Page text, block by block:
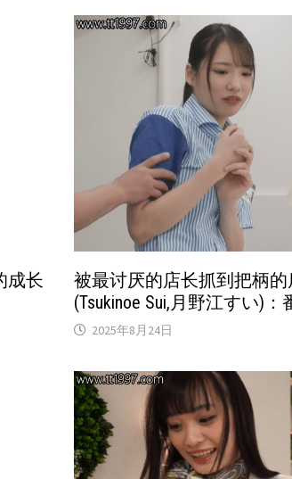
成长
被最讨厌的店长抓到把柄
(Tsukinoe Sui,月野江すい)：
2025年8月24日